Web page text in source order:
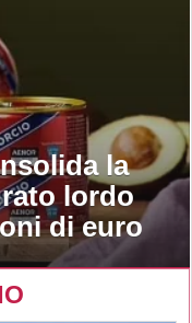
la
lordo
di euro